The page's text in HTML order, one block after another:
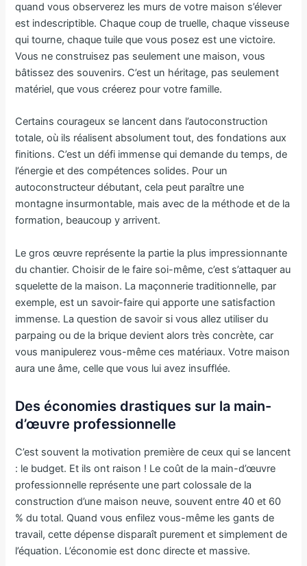
quand vous observerez les murs de votre maison s’élever
est indescriptible. Chaque coup de truelle, chaque visseuse
qui tourne, chaque tuile que vous posez est une victoire.
Vous ne construisez pas seulement une maison, vous
bâtissez des souvenirs. C’est un héritage, pas seulement
matériel, que vous créerez pour votre famille.
Certains courageux se lancent dans l’autoconstruction
totale, où ils réalisent absolument tout, des fondations aux
finitions. C’est un défi immense qui demande du temps, de
l’énergie et des compétences solides. Pour un
autoconstructeur débutant, cela peut paraître une
montagne insurmontable, mais avec de la méthode et de la
formation, beaucoup y arrivent.
Le gros œuvre représente la partie la plus impressionnante
du chantier. Choisir de le faire soi-même, c’est s’attaquer au
squelette de la maison. La maçonnerie traditionnelle, par
exemple, est un savoir-faire qui apporte une satisfaction
immense. La question de savoir si vous allez utiliser du
parpaing ou de la brique devient alors très concrète, car
vous manipulerez vous-même ces matériaux. Votre maison
aura une âme, celle que vous lui avez insufflée.
Des économies drastiques sur la main-
d’œuvre professionnelle
C’est souvent la motivation première de ceux qui se lancent
: le budget. Et ils ont raison ! Le coût de la main-d’œuvre
professionnelle représente une part colossale de la
construction d’une maison neuve, souvent entre 40 et 60
% du total. Quand vous enfilez vous-même les gants de
travail, cette dépense disparaît purement et simplement de
l’équation. L’économie est donc directe et massive.